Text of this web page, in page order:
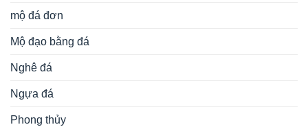
mộ đá đơn
Mộ đạo bằng đá
Nghê đá
Ngựa đá
Phong thủy